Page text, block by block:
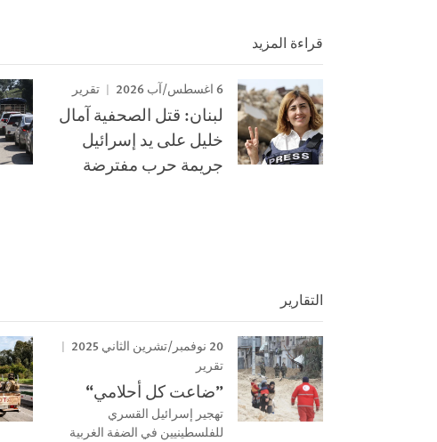
قراءة المزيد
6 اغسطس/آب 2026 تقرير
لبنان: قتل الصحفية آمال
خليل على يد إسرائيل
جريمة حرب مفترضة
التقارير
20 نوفمبر/تشرين الثاني 2025
تقرير
”ضاعت كل أحلامي“
تهجير إسرائيل القسري
للفلسطينيين في الضفة الغربية